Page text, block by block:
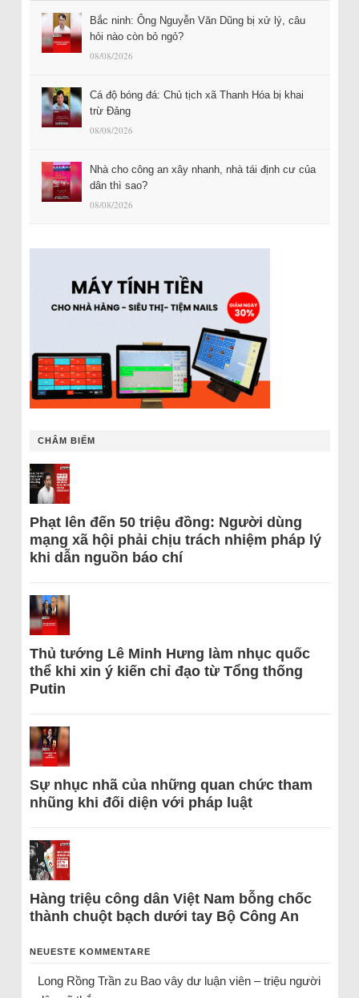
Bắc ninh: Ông Nguyễn Văn Dũng bị xử lý, câu
hỏi nào còn bỏ ngỏ?
08/08/2026
Cá độ bóng đá: Chủ tịch xã Thanh Hóa bị khai
trừ Đảng
08/08/2026
Nhà cho công an xây nhanh, nhà tái định cư của
dân thì sao?
08/08/2026
CHÂM BIẾM
Phạt lên đến 50 triệu đồng: Người dùng
mạng xã hội phải chịu trách nhiệm pháp lý
khi dẫn nguồn báo chí
Thủ tướng Lê Minh Hưng làm nhục quốc
thể khi xin ý kiến chỉ đạo từ Tổng thống
Putin
Sự nhục nhã của những quan chức tham
nhũng khi đối diện với pháp luật
Hàng triệu công dân Việt Nam bỗng chốc
thành chuột bạch dưới tay Bộ Công An
NEUESTE KOMMENTARE
Long Rồng Trầnzu Bao vây dư luận viên – triệu người